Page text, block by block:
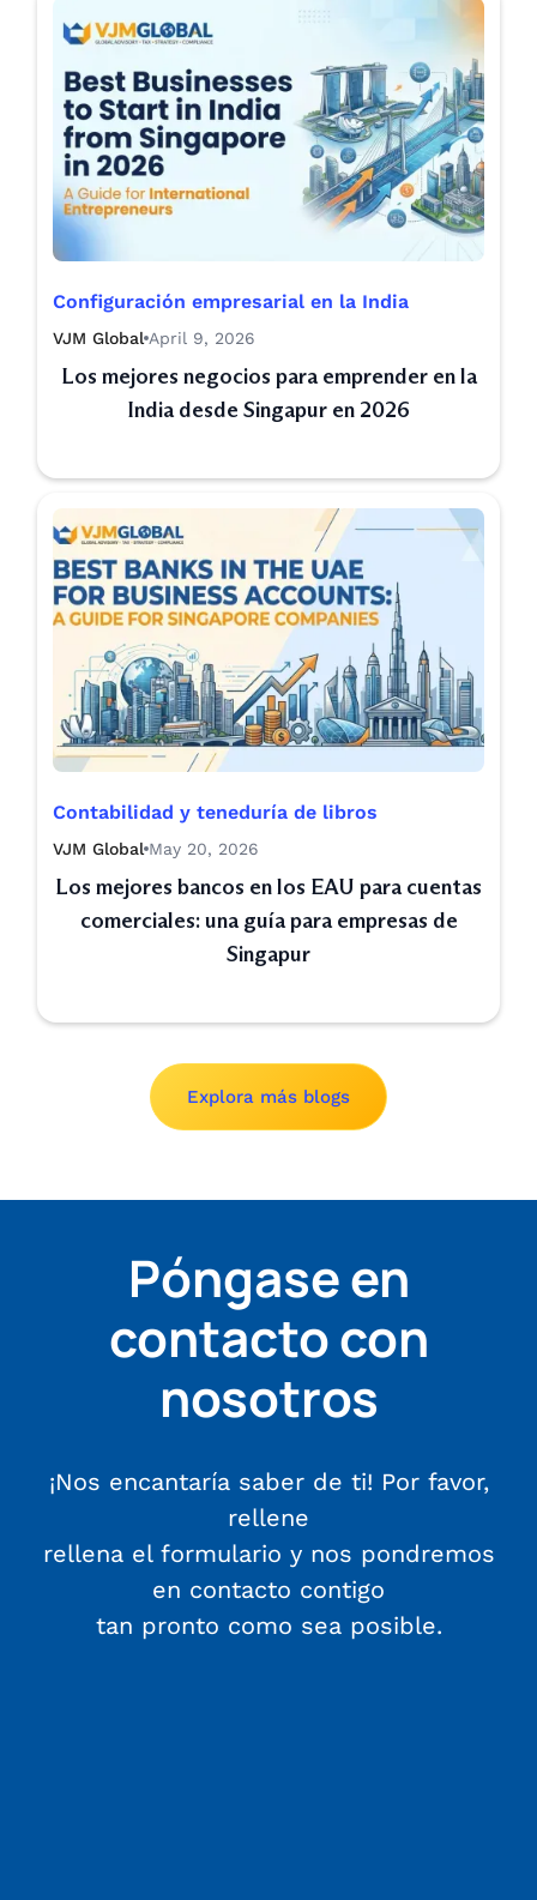
Configuración empresarial en la India
VJM Global April 9, 2026
Los mejores negocios para emprender en la
India desde Singapur en 2026
Contabilidad y teneduría de libros
VJM Global May 20, 2026
Los mejores bancos en los EAU para cuentas
comerciales: una guía para empresas de
Singapur
Explora más blogs
Póngase en
contacto con
nosotros
¡Nos encantaría saber de ti! Por favor,
rellene
rellena el formulario y nos pondremos
en contacto contigo
tan pronto como sea posible.